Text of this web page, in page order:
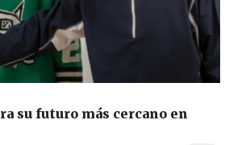
su futuro más cercano en